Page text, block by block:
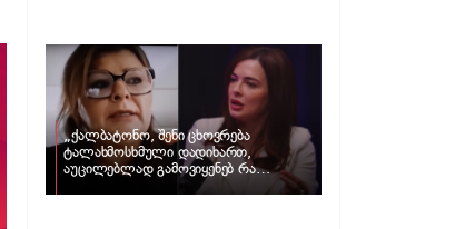
„ქალბატონო, შენი ცხოვრება
ტალახმოსხმული დადიხართ,
აუცილებლად გამოვიყენებ რა
ინფორმაციაც მაქვს“… – რა